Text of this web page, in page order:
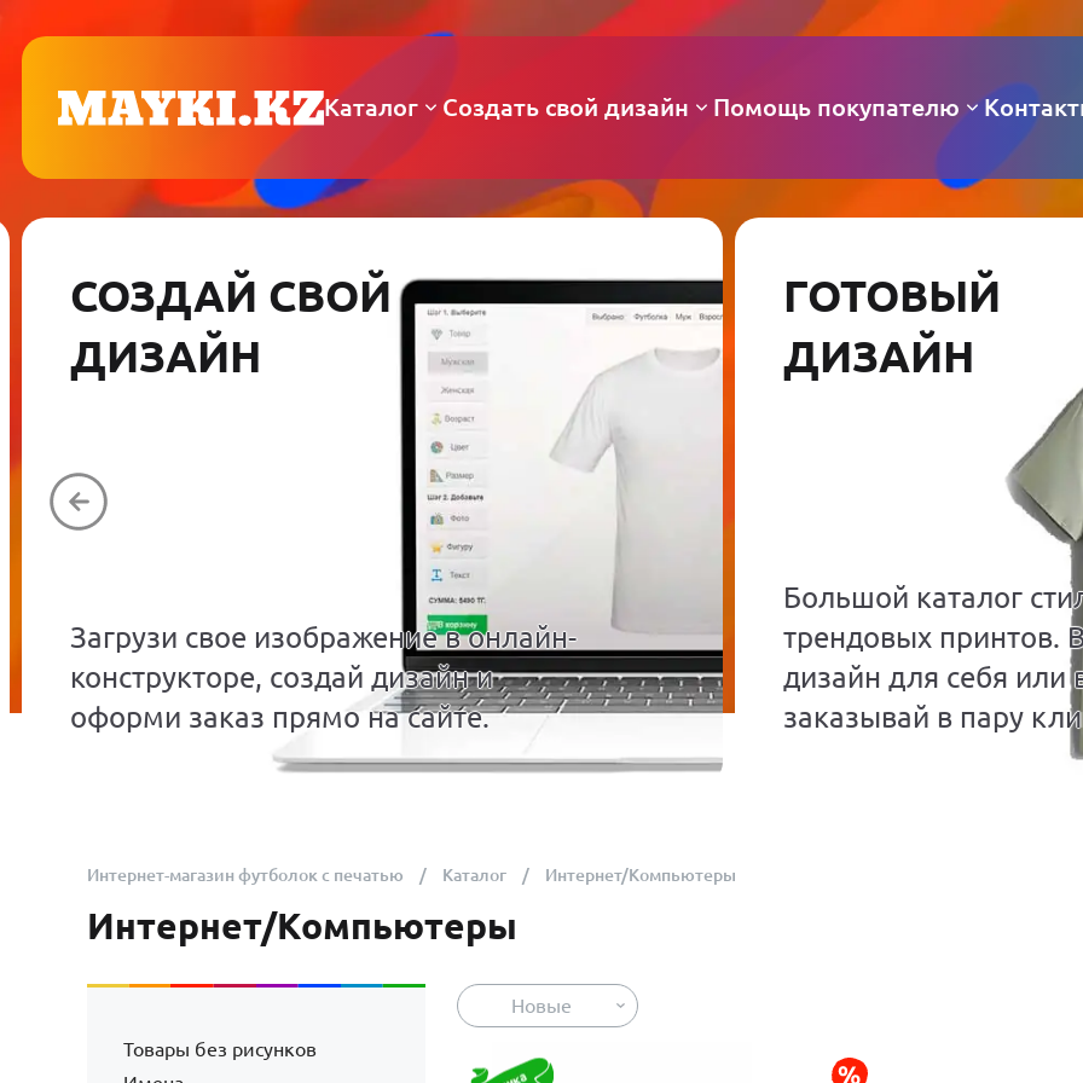
Каталог Создать свой дизайн Помощь покупателю
СОЗДАЙ СВОЙ
ДИЗАЙН
Загрузи свое изображение в онлайн-
конструкторе, создай дизайн и
оформи заказ прямо на сайте.
ГОТОВЫЙ
ДИЗАЙН
Большой каталог
трендовых принтов.
дизайн для себя или
заказывай в пару
Интернет-магазин футболок с печатью Каталог Интернет/Компьютеры
Интернет/Компьютеры
Товары без рисунков
Новые